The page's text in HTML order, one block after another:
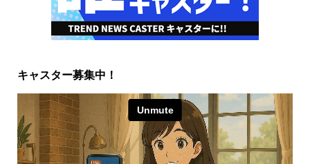
キャスター募集中！